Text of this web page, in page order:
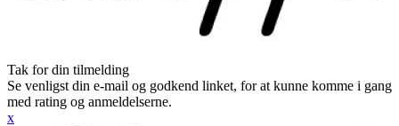
Tak for din tilmelding
Se venligst din e-mail og godkend linket, for at kunne komme i gang
med rating og anmeldelserne.
x